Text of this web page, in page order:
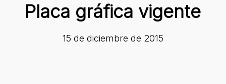
Placa gráfica vigente
15 de diciembre de 2015